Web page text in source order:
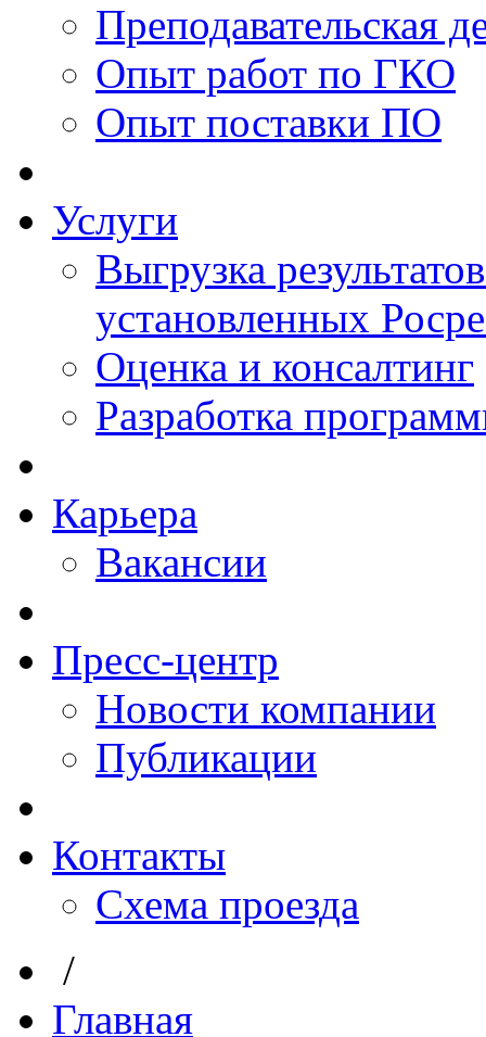
Преподавательская
Опыт работ по ГКО
Опыт поставки ПО
Услуги
Выгрузка
установленных
Оценка и консалтинг
Разработка
Карьера
Вакансии
Пресс-центр
Новости компании
Публикации
Контакты
Схема проезда
/
Главная